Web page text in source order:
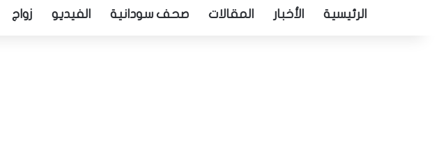
الرئيسية الأخبار المقالات صحف سودانية الفيديو زواج